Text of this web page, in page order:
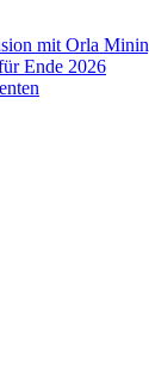
mit Orla
Ende 2026